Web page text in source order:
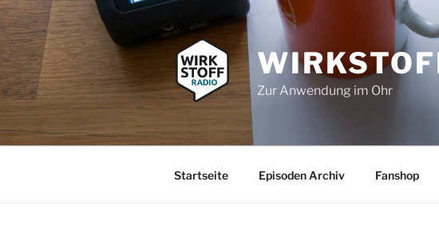
Zum
Inhalt
springen
Zur Anwendung im Ohr
Startseite Episoden Archiv Fanshop